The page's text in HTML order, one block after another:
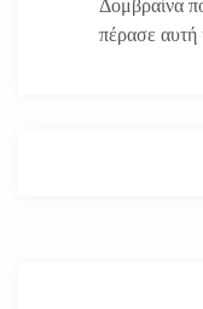
Δομβραίνα
πέρασε αυτή